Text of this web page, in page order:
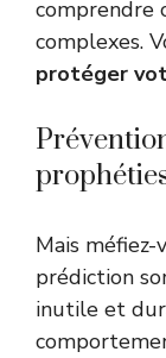
comprendre
complexes.
protéger
Mais méfiez-
prédiction
inutile et